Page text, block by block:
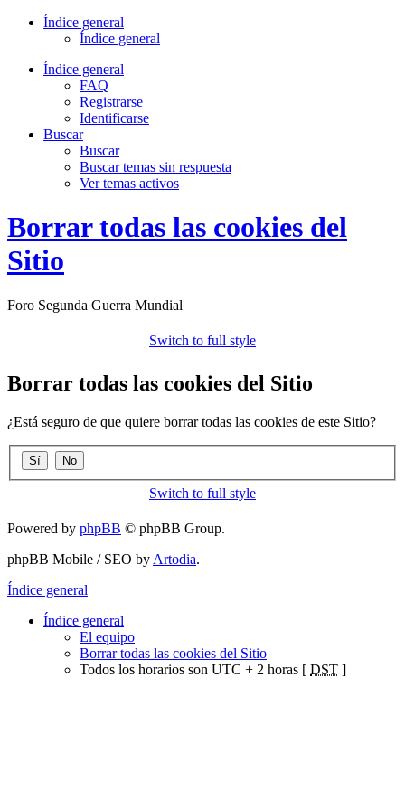
Índice general
Índice general
Índice general
FAQ
Registrarse
Identificarse
Buscar
Buscar
Buscar temas sin respuesta
Ver temas activos
Borrar todas las cookies del
Sitio
Foro Segunda Guerra Mundial
Switch to full style
Borrar todas las cookies del Sitio
¿Está seguro de que quiere borrar todas las cookies de este Sitio?
Switch to full style
Powered by phpBB © phpBB Group.
phpBB Mobile / SEO by Artodia.
Índice general
Índice general
El equipo
Borrar todas las cookies del Sitio
Todos los horarios son UTC + 2 horas [ DST ]